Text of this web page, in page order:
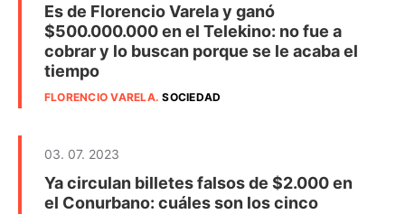
Es de Florencio Varela y ganó
$500.000.000 en el Telekino: no fue a
cobrar y lo buscan porque se le acaba el
tiempo
FLORENCIO VARELA.SOCIEDAD
03. 07. 2023
Ya circulan billetes falsos de $2.000 en
el Conurbano: cuáles son los cinco